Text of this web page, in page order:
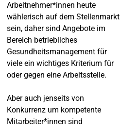
Arbeitnehmer*innen heute
wählerisch auf dem Stellenmarkt
sein, daher sind Angebote im
Bereich betriebliches
Gesundheitsmanagement für
viele ein wichtiges Kriterium für
oder gegen eine Arbeitsstelle.
Aber auch jenseits von
Konkurrenz um kompetente
Mitarbeiter*innen sind